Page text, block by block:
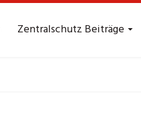
Zentralschutz Beiträge